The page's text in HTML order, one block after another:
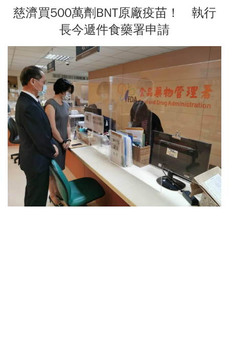
慈濟買500萬劑BNT原廠疫苗！ 執行
長今遞件食藥署申請